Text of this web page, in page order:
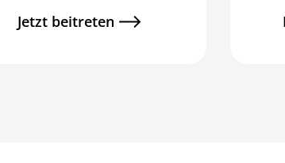
Jetzt beitreten